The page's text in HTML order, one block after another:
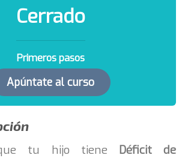
Cerrado
Primeros pasos
Apúntate al curso
que tu hijo tiene Déficit de